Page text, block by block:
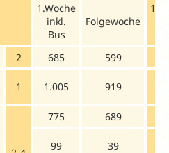
1.Woche
inkl.
Bus
Folgewoche
2 685 599
1 1.005 919
775 689
99 39